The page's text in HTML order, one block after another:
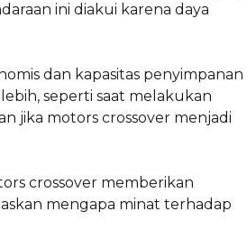
ini diakui karena daya
dan kapasitas penyimpanan
seperti saat melakukan
jika motors crossover menjadi
crossover memberikan
mengapa minat terhadap